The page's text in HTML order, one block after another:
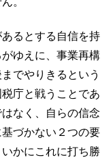
るとする自信を持
ゆえに、事業再構
でやりきるという
庁と戦うことであ
なく、自らの信念
づかない２つの要
かにこれに打ち勝